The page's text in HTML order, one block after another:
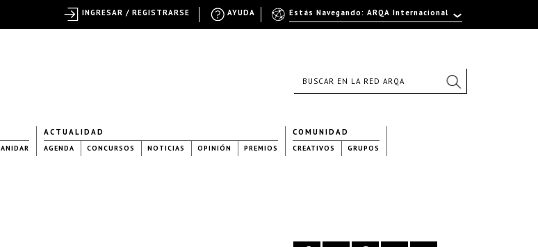
ANIDAR
ACTUALIDAD
AGENDA CONCURSOS NOTICIAS OPINIÓN PREMIOS
COMUNIDAD
CREATIVOS GRUPOS
Estás Navegando: ARQA Internacional
AYUDA
INGRESAR / REGISTRARSE